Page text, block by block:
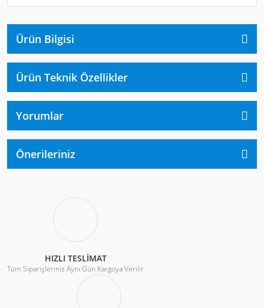
Ürün Bilgisi
Ürün Teknik Özellikler
Yorumlar
Önerileriniz
HIZLI TESLİMAT
Tüm Siparişleriniz Aynı Gün Kargoya Verilir